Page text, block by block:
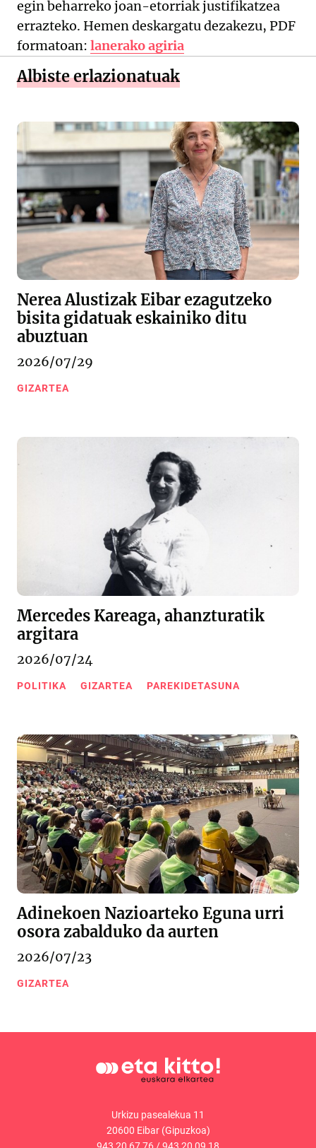
egin beharreko joan-etorriak justifikatzea
errazteko. Hemen deskargatu dezakezu, PDF
formatoan: lanerako agiria
Albiste erlazionatuak
Nerea Alustizak Eibar ezagutzeko
bisita gidatuak eskainiko ditu
abuztuan
2026/07/29
GIZARTEA
Mercedes Kareaga, ahanzturatik
argitara
2026/07/24
POLITIKA GIZARTEA PAREKIDETASUNA
Adinekoen Nazioarteko Eguna urri
osora zabalduko da aurten
2026/07/23
GIZARTEA
Urkizu pasealekua 11
20600 Eibar (Gipuzkoa)